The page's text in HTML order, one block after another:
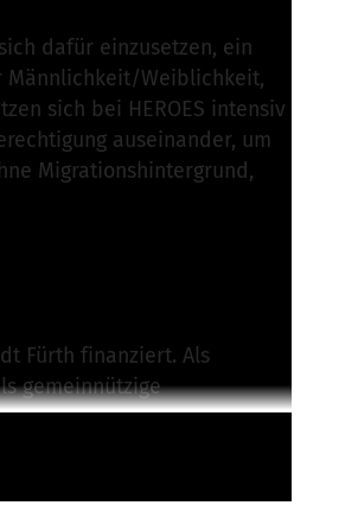
dafür einzusetzen, ein
Männlichkeit/Weiblichkeit,
sich bei HEROES intensiv
auseinander, um
Migrationshintergrund,
Fürth finanziert. Als
gemeinnützige
um das Projekt HEROES
(ein ehem. Gruppenleiter